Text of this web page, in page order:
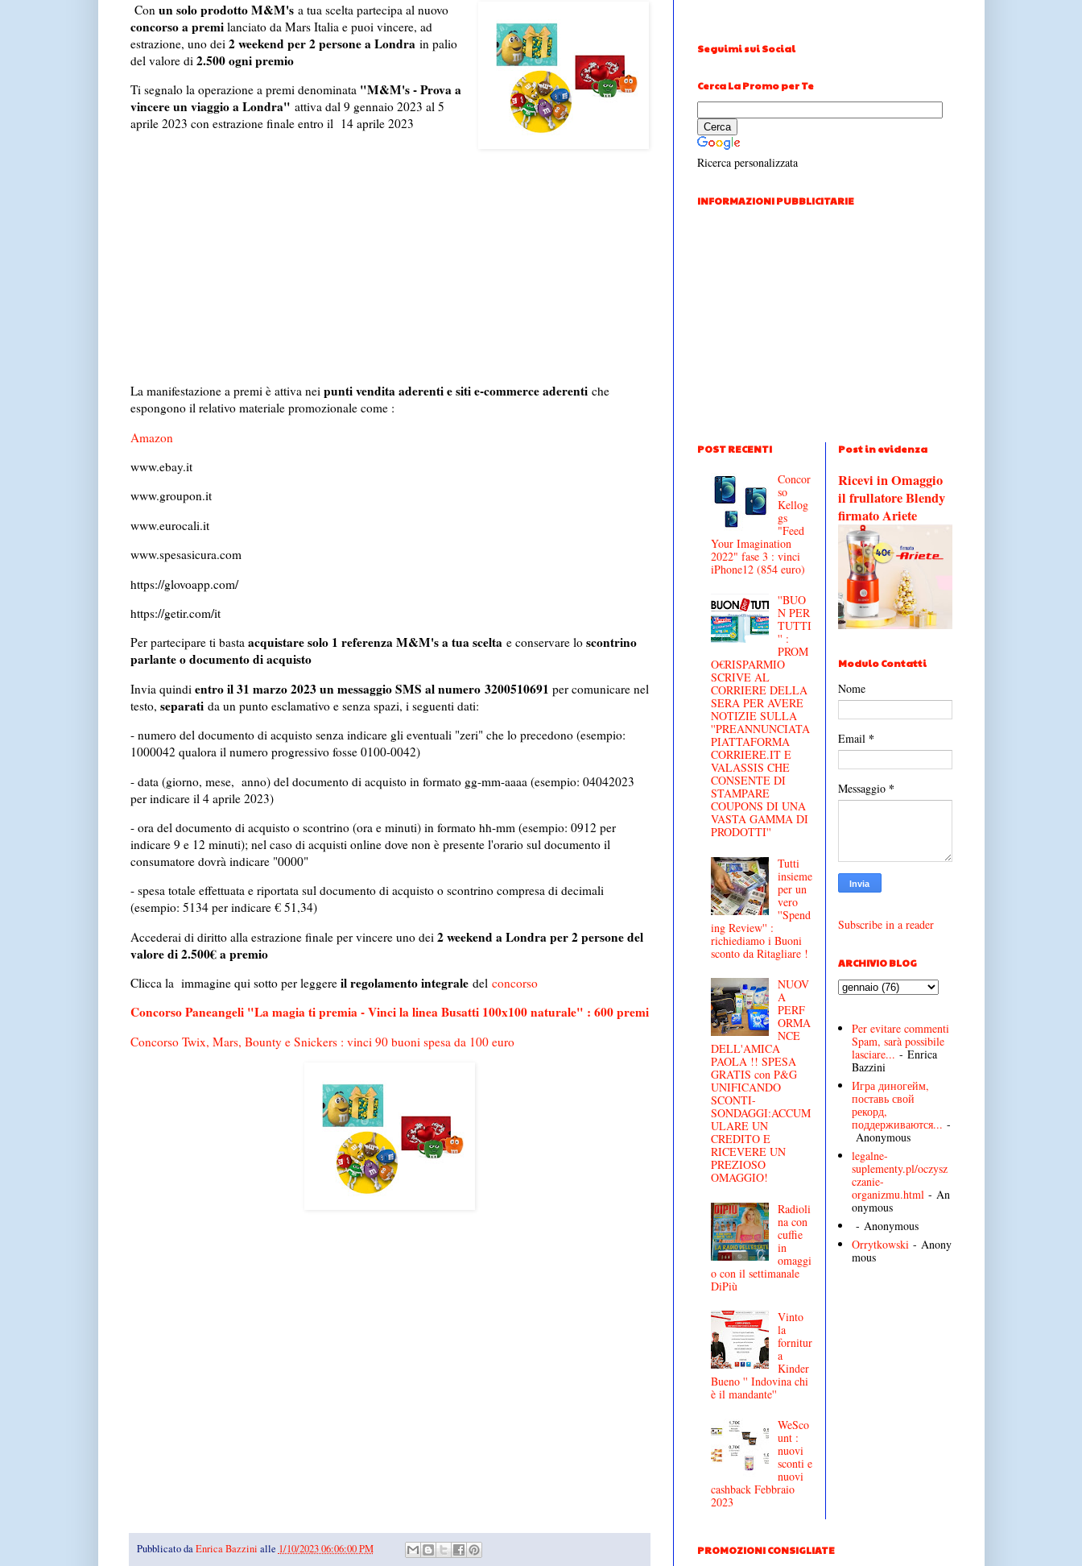
Con un solo prodotto M&M'sa tua scelta partecipa al nuovo
concorso a premi lanciato da Mars Italia e puoi vincere, ad
estrazione, uno dei 2 weekend per 2 persone a Londrain palio
del valore di 2.500 ogni premio
Ti segnalo la operazione a premi denominata "M&M's - Prova a
vincere un viaggio a Londra" attiva dal 9 gennaio 2023 al 5
aprile 2023 con estrazione finale entro il 14 aprile 2023
La manifestazione a premi è attiva nei punti vendita aderenti e siti e-commerce aderentiche
espongono il relativo materiale promozionale come :
Amazon
www.ebay.it
www.groupon.it
www.eurocali.it
www.spesasicura.com
https://glovoapp.com/
https://getir.com/it
Per partecipare ti basta acquistare solo 1 referenza M&M's a tua sceltae conservare lo scontrino
parlante o documento di acquisto
Invia quindi entro il 31 marzo 2023 un messaggio SMS al numero 3200510691 per comunicare nel
testo, separati da un punto esclamativo e senza spazi, i seguenti dati:
- numero del documento di acquisto senza indicare gli eventuali "zeri" che lo precedono (esempio:
1000042 qualora il numero progressivo fosse 0100-0042)
- data (giorno, mese, anno) del documento di acquisto in formato gg-mm-aaaa (esempio: 04042023
per indicare il 4 aprile 2023)
- ora del documento di acquisto o scontrino (ora e minuti) in formato hh-mm (esempio: 0912 per
indicare 9 e 12 minuti); nel caso di acquisti online dove non è presente l'orario sul documento il
consumatore dovrà indicare "0000"
- spesa totale effettuata e riportata sul documento di acquisto o scontrino compresa di decimali
(esempio: 5134 per indicare € 51,34)
Accederai di diritto alla estrazione finale per vincere uno dei 2 weekend a Londra per 2 persone del
valore di 2.500€ a premio
Clicca la immagine qui sotto per leggere il regolamento integraledel concorso
Concorso Paneangeli "La magia ti premia - Vinci la linea Busatti 100x100 naturale" : 600 premi
Concorso Twix, Mars, Bounty e Snickers : vinci 90 buoni spesa da 100 euro
Pubblicato daEnrica Bazzini alle 1/10/2023 06:06:00 PM
Seguimi sui Social
Cerca La Promo per Te
Ricerca personalizzata
INFORMAZIONI PUBBLICITARIE
POST RECENTI
Concor
so
Kellog
gs
"Feed
Your Imagination
2022" fase 3 : vinci
iPhone12 (854 euro)
''BUO
N PER
TUTTI
'' :
PROM
O€RISPARMIO
SCRIVE AL
CORRIERE DELLA
SERA PER AVERE
NOTIZIE SULLA
''PREANNUNCIATA
PIATTAFORMA
CORRIERE.IT E
VALASSIS CHE
CONSENTE DI
STAMPARE
COUPONS DI UNA
VASTA GAMMA DI
PRODOTTI''
Tutti
insieme
per un
vero
''Spend
ing Review'' :
richiediamo i Buoni
sconto da Ritagliare !
NUOV
A
PERF
ORMA
NCE
DELL'AMICA
PAOLA !! SPESA
GRATIS con P&G
UNIFICANDO
SCONTI-
SONDAGGI:ACCUM
ULARE UN
CREDITO E
RICEVERE UN
PREZIOSO
OMAGGIO!
Radioli
na con
cuffie
in
omaggi
o con il settimanale
DiPiù
Vinto
la
fornitur
a
Kinder
Bueno '' Indovina chi
è il mandante''
WeSco
unt :
nuovi
sconti e
nuovi
cashback Febbraio
2023
Post in evidenza
Ricevi in Omaggio
il frullatore Blendy
firmato Ariete
Modulo Contatti
Nome
Email *
Messaggio *
Subscribe in a reader
ARCHIVIO BLOG
Per evitare commenti
Spam, sarà possibile
lasciare... - Enrica
Bazzini
Игра диногейм,
поставь свой
рекорд,
поддерживаются... -
Anonymous
legalne-
suplementy.pl/oczysz
czanie-
organizmu.html - An
onymous
- Anonymous
Orrytkowski - Anony
mous
PROMOZIONI CONSIGLIATE